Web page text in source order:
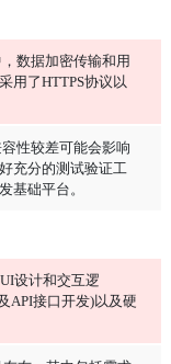
数据加密传输和用
用了HTTPS协议以
性较差可能会影响
充分的测试验证工
基础平台。
设计和交互逻
API接口开发)以及硬